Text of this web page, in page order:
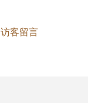
访客留言